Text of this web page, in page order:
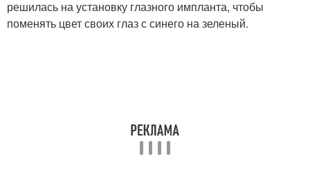
решилась на установку глазного импланта, чтобы
поменять цвет своих глаз с синего на зеленый.